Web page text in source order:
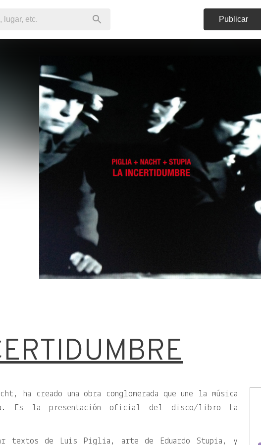
Publicar
ha creado una obra conglomerada que une la música
Es la presentación oficial del disco/libro La
textos de Luis Piglia, arte de Eduardo Stupia, y